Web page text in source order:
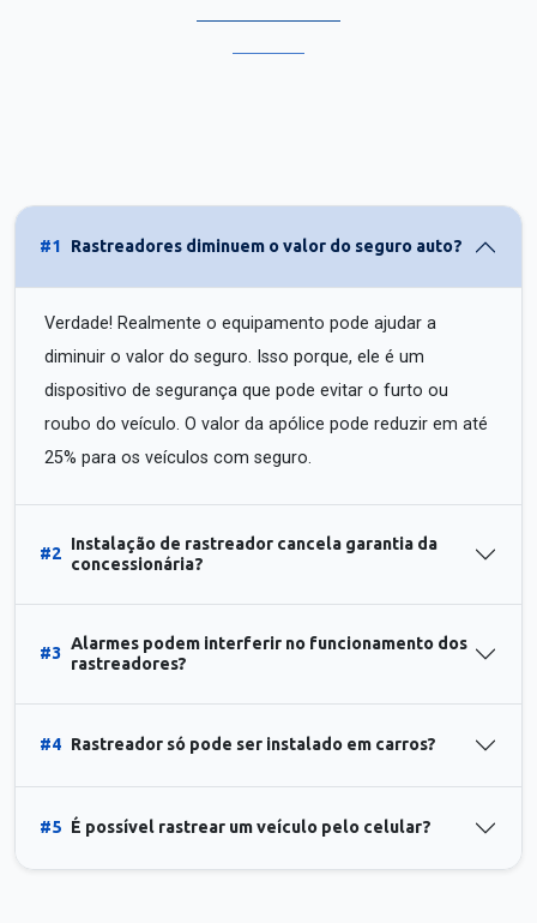
#1 Rastreadores diminuem o valor do seguro auto?
Verdade! Realmente o equipamento pode ajudar a
diminuir o valor do seguro. Isso porque, ele é um
dispositivo de segurança que pode evitar o furto ou
roubo do veículo. O valor da apólice pode reduzir em até
25% para os veículos com seguro.
#2
Instalação de rastreador cancela garantia da
concessionária?
#3
Alarmes podem interferir no funcionamento dos
rastreadores?
#4 Rastreador só pode ser instalado em carros?
#5 É possível rastrear um veículo pelo celular?